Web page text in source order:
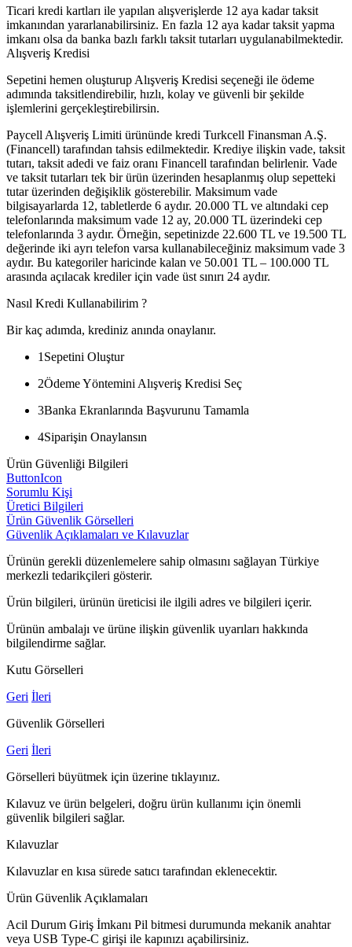
Ticari kredi kartları ile yapılan alışverişlerde 12 aya kadar taksit
imkanından yararlanabilirsiniz. En fazla 12 aya kadar taksit yapma
imkanı olsa da banka bazlı farklı taksit tutarları uygulanabilmektedir.
Alışveriş Kredisi
Sepetini hemen oluşturup Alışveriş Kredisi seçeneği ile ödeme
adımında taksitlendirebilir, hızlı, kolay ve güvenli bir şekilde
işlemlerini gerçekleştirebilirsin.
Paycell Alışveriş Limiti ürününde kredi Turkcell Finansman A.Ş.
(Financell) tarafından tahsis edilmektedir. Krediye ilişkin vade, taksit
tutarı, taksit adedi ve faiz oranı Financell tarafından belirlenir. Vade
ve taksit tutarları tek bir ürün üzerinden hesaplanmış olup sepetteki
tutar üzerinden değişiklik gösterebilir. Maksimum vade
bilgisayarlarda 12, tabletlerde 6 aydır. 20.000 TL ve altındaki cep
telefonlarında maksimum vade 12 ay, 20.000 TL üzerindeki cep
telefonlarında 3 aydır. Örneğin, sepetinizde 22.600 TL ve 19.500 TL
değerinde iki ayrı telefon varsa kullanabileceğiniz maksimum vade 3
aydır. Bu kategoriler haricinde kalan ve 50.001 TL – 100.000 TL
arasında açılacak krediler için vade üst sınırı 24 aydır.
Nasıl Kredi Kullanabilirim ?
Bir kaç adımda, krediniz anında onaylanır.
1 Sepetini Oluştur
2Ödeme Yöntemini Alışveriş Kredisi Seç
3Banka Ekranlarında Başvurunu Tamamla
4Siparişin Onaylansın
Ürün Güvenliği Bilgileri
ButtonIcon
Sorumlu Kişi
Üretici Bilgileri
Ürün Güvenlik Görselleri
Güvenlik Açıklamaları ve Kılavuzlar
Ürünün gerekli düzenlemelere sahip olmasını sağlayan Türkiye
merkezli tedarikçileri gösterir.
Ürün bilgileri, ürünün üreticisi ile ilgili adres ve bilgileri içerir.
Ürünün ambalajı ve ürüne ilişkin güvenlik uyarıları hakkında
bilgilendirme sağlar.
Kutu Görselleri
Geri İleri
Güvenlik Görselleri
Geri İleri
Görselleri büyütmek için üzerine tıklayınız.
Kılavuz ve ürün belgeleri, doğru ürün kullanımı için önemli
güvenlik bilgileri sağlar.
Kılavuzlar
Kılavuzlar en kısa sürede satıcı tarafından eklenecektir.
Ürün Güvenlik Açıklamaları
Acil Durum Giriş İmkanı Pil bitmesi durumunda mekanik anahtar
veya USB Type-C girişi ile kapınızı açabilirsiniz.